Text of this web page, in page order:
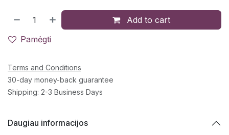
Add to cart
Pamėgti
Terms and Conditions
30-day money-back guarantee
Shipping: 2-3 Business Days
Daugiau informacijos